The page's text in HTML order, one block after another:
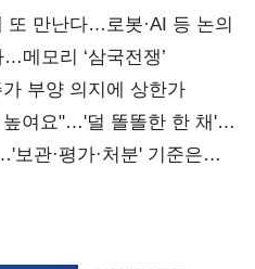
또 만난다…로봇·AI 등 논의
메모리 ‘삼국전쟁’
부양 의지에 상한가
여요"…'덜 똘똘한 한 채'
관·평가·처분' 기준은